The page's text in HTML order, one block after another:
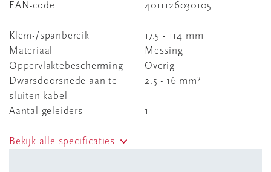
EAN-code
4011126030105
Klem-/spanbereik
17.5 - 114 mm
Materiaal
Messing
Oppervlaktebescherming
Overig
Dwarsdoorsnede aan te
sluiten kabel
2.5 - 16 mm²
Aantal geleiders 1
Bekijk alle specificaties